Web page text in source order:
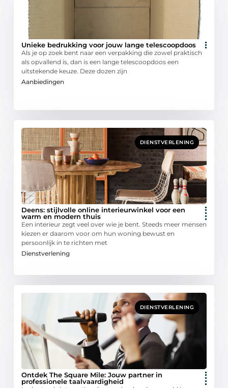
Unieke bedrukking voor jouw lange telescoopdoos
Als je op zoek bent naar een verpakking die zowel praktisch
als opvallend is, dan is een lange telescoopdoos een
uitstekende keuze. Deze dozen zijn
Aanbiedingen
DIENSTVERLENING
Deens: stijlvolle online interieurwinkel voor een
warm en modern thuis
Een interieur zegt veel over wie je bent. Steeds meer mensen
kiezen er daarom voor om hun woning bewust en
persoonlijk in te richten met
Dienstverlening
DIENSTVERLENING
Ontdek The Square Mile: Jouw partner in
professionele taalvaardigheid